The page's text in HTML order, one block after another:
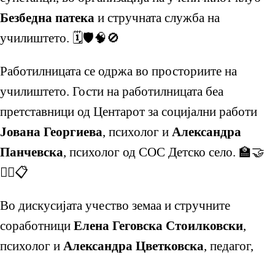
Безбедна патека и стручната служба на
училиштето. 🗓️🛡️🧠🚫
Работилницата се одржа во просториите на
училиштето. Гости на работилницата беа
претставници од Центарот за социјални работи
Јована Георгиева, психолог и Александра
Панчевска, психолог од СОС Детско село. 🏫🤝
👩‍⚕️📋
Во дискусијата учество земаа и стручните
соработници Елена Геговска Стоилковски,
психолог и Александра Цветковска, педагог,